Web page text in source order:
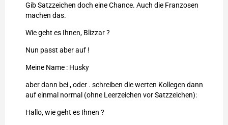
Gib Satzzeichen doch eine Chance. Auch die Franzosen
machen das.
Wie geht es Ihnen, Blizzar ?
Nun passt aber auf !
Meine Name : Husky
aber dann bei , oder . schreiben die werten Kollegen dann
auf einmal normal (ohne Leerzeichen vor Satzzeichen):
Hallo, wie geht es Ihnen ?